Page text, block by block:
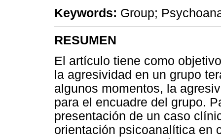
Keywords: Group;
RESUMEN
El artículo tiene como
la agresividad en un grupo
algunos momentos, la
para el encuadre del grupo.
presentación de un caso
orientación psicoanalítica en